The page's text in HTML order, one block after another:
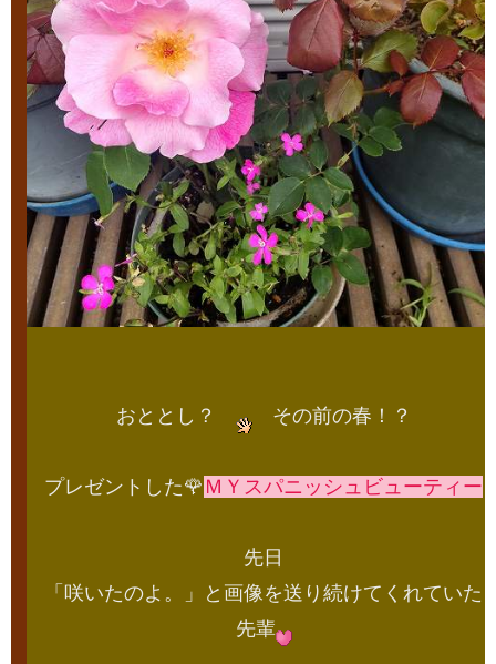
おととし？ その前の春！？
プレゼントした🌹 ＭＹスパニッシュビューティー
先日
「咲いたのよ。」と画像を送り続けてくれていた
先輩